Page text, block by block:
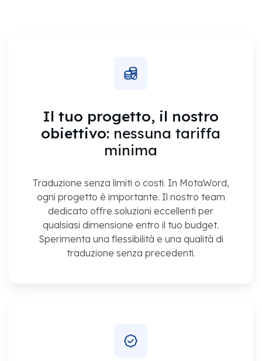
Il tuo progetto, il nostro
obiettivo: nessuna tariffa
minima
Traduzione senza limiti o costi. In MotaWord,
ogni progetto è importante. Il nostro team
dedicato offre soluzioni eccellenti per
qualsiasi dimensione entro il tuo budget.
Sperimenta una flessibilità e una qualità di
traduzione senza precedenti.